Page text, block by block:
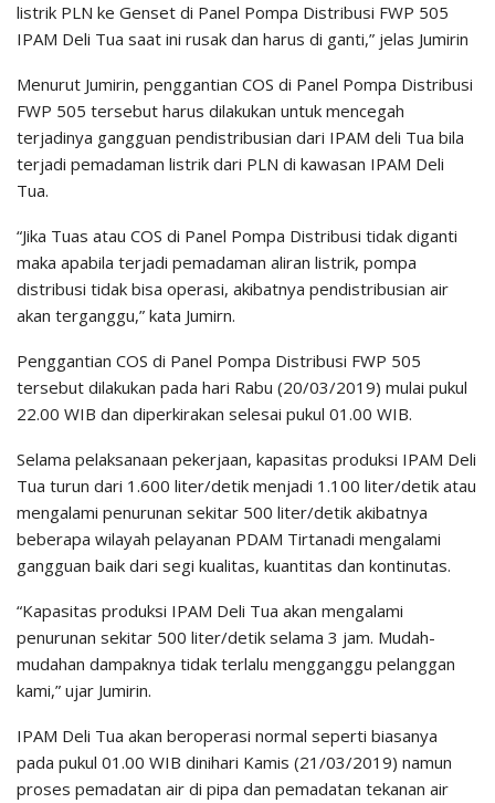
listrik PLN ke Genset di Panel Pompa Distribusi FWP 505
IPAM Deli Tua saat ini rusak dan harus di ganti,” jelas Jumirin
Menurut Jumirin, penggantian COS di Panel Pompa Distribusi
FWP 505 tersebut harus dilakukan untuk mencegah
terjadinya gangguan pendistribusian dari IPAM deli Tua bila
terjadi pemadaman listrik dari PLN di kawasan IPAM Deli
Tua.
“Jika Tuas atau COS di Panel Pompa Distribusi tidak diganti
maka apabila terjadi pemadaman aliran listrik, pompa
distribusi tidak bisa operasi, akibatnya pendistribusian air
akan terganggu,” kata Jumirn.
Penggantian COS di Panel Pompa Distribusi FWP 505
tersebut dilakukan pada hari Rabu (20/03/2019) mulai pukul
22.00 WIB dan diperkirakan selesai pukul 01.00 WIB.
Selama pelaksanaan pekerjaan, kapasitas produksi IPAM Deli
Tua turun dari 1.600 liter/detik menjadi 1.100 liter/detik atau
mengalami penurunan sekitar 500 liter/detik akibatnya
beberapa wilayah pelayanan PDAM Tirtanadi mengalami
gangguan baik dari segi kualitas, kuantitas dan kontinutas.
“Kapasitas produksi IPAM Deli Tua akan mengalami
penurunan sekitar 500 liter/detik selama 3 jam. Mudah-
mudahan dampaknya tidak terlalu mengganggu pelanggan
kami,” ujar Jumirin.
IPAM Deli Tua akan beroperasi normal seperti biasanya
pada pukul 01.00 WIB dinihari Kamis (21/03/2019) namun
proses pemadatan air di pipa dan pemadatan tekanan air